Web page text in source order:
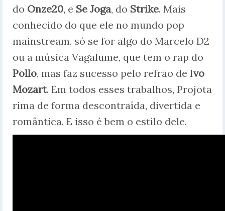
do Onze20, e Se Joga, do Strike. Mais
conhecido do que ele no mundo pop
mainstream, só se for algo do Marcelo D2
ou a música Vagalume, que tem o rap do
Pollo, mas faz sucesso pelo refrão de Ivo
Mozart. Em todos esses trabalhos, Projota
rima de forma descontraída, divertida e
romântica. E isso é bem o estilo dele.